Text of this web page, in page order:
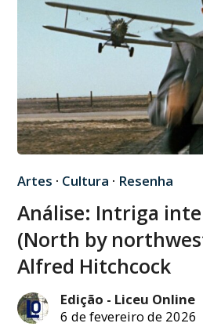
Artes · Cultura · Resenha
Análise: Intriga
(North by
Alfred Hitchcock
Edição - Liceu Online
6 de fevereiro de 2026